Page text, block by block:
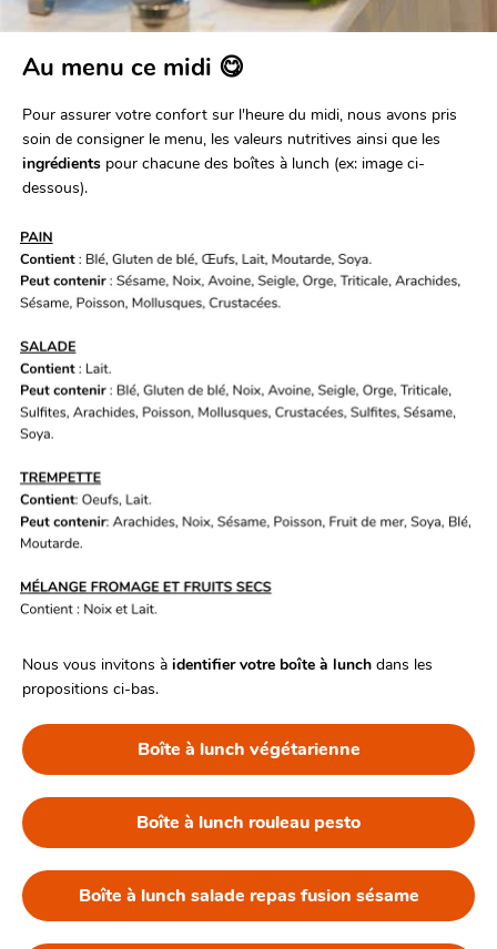
Au menu ce midi 😋
Pour assurer votre confort sur l'heure du midi, nous avons pris
ingrédients pour chacune des boîtes à lunch (ex: image ci-
dessous).
Nous vous invitons à identifier votre boîte à lunch dans les
propositions ci-bas.
Boîte à lunch végétarienne
Boîte à lunch rouleau pesto
Boîte à lunch salade repas fusion sésame